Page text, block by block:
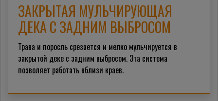
ЗАКРЫТАЯ МУЛЬЧИРУЮЩАЯ
ДЕКА С ЗАДНИМ ВЫБРОСОМ
Трава и поросль срезается и мелко мульчируется в
закрытой деке с задним выбросом. Эта система
позволяет работать вблизи краев.